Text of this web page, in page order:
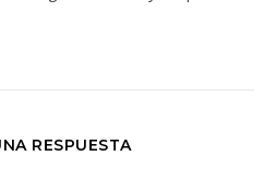
RESPUESTA